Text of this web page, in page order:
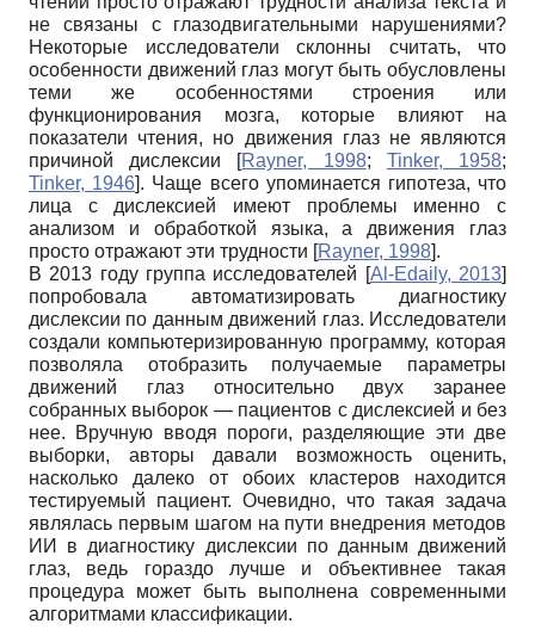
не связаны с глазодвигательными нарушениями?
Некоторые исследователи склонны считать, что
особенности движений глаз могут быть обусловлены
теми же особенностями строения или
функционирования мозга, которые влияют на
показатели чтения, но движения глаз не являются
причиной дислексии [Rayner, 1998; Tinker, 1958;
Tinker, 1946]. Чаще всего упоминается гипотеза, что
лица с дислексией имеют проблемы именно с
анализом и обработкой языка, а движения глаз
просто отражают эти трудности [Rayner, 1998].
В 2013 году группа исследователей [Al-Edaily, 2013]
попробовала автоматизировать диагностику
дислексии по данным движений глаз. Исследователи
создали компьютеризированную программу, которая
позволяла отобразить получаемые параметры
движений глаз относительно двух заранее
собранных выборок — пациентов с дислексией и без
нее. Вручную вводя пороги, разделяющие эти две
выборки, авторы давали возможность оценить,
насколько далеко от обоих кластеров находится
тестируемый пациент. Очевидно, что такая задача
являлась первым шагом на пути внедрения методов
ИИ в диагностику дислексии по данным движений
глаз, ведь гораздо лучше и объективнее такая
процедура может быть выполнена современными
алгоритмами классификации.